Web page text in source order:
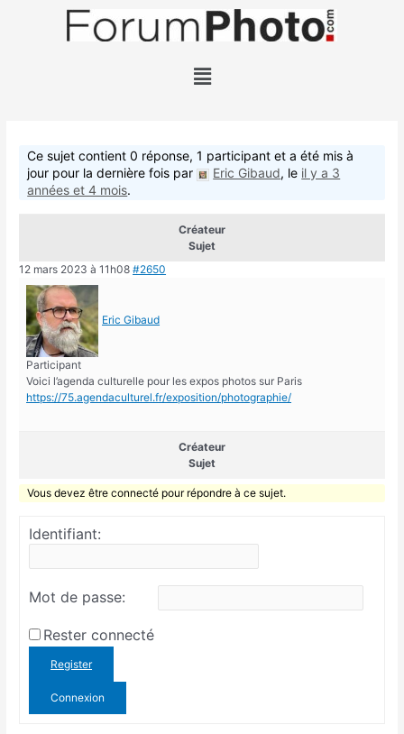
Ce sujet contient 0 réponse, 1 participant et a été mis à
jour pour la dernière fois par
Eric Gibaud, le il y a 3
années et 4 mois.
Créateur
Sujet
12 mars 2023 à 11h08 #2650
Eric Gibaud
Participant
Voici l’agenda culturelle pour les expos photos sur Paris
https://75.agendaculturel.fr/exposition/photographie/
Créateur
Sujet
Vous devez être connecté pour répondre à ce sujet.
Identifiant:
Mot de passe:
Rester connecté
Register
Connexion